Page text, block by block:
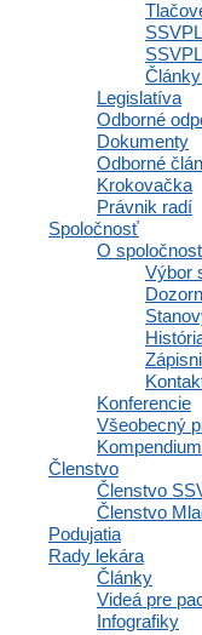
Legislatíva
Odborné
Dokumenty
Odborné
Krokovačka
Právnik radí
Spoločnosť
O
Výbor
Konferencie
Všeobecný
Členstvo
Členstvo
Členstvo
Podujatia
Rady lekára
Články
Videá pre
Infografiky
Výhody a zľavy
Vzdelávacie
Zápisnice a interné
Komunikácia a správy
Inzercia abmulancií
Domovská stránka
Navigácia
Aktuality
Lekári v
Tlačové
SSVPL
Články
Legislatíva
Odborné
Dokumenty
Odborné
Krokovačka
Právnik radí